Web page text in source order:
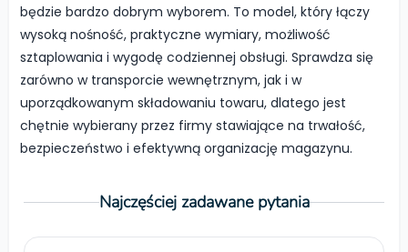
będzie bardzo dobrym wyborem. To model, który łączy
wysoką nośność, praktyczne wymiary, możliwość
sztaplowania i wygodę codziennej obsługi. Sprawdza się
zarówno w transporcie wewnętrznym, jak i w
uporządkowanym składowaniu towaru, dlatego jest
chętnie wybierany przez firmy stawiające na trwałość,
bezpieczeństwo i efektywną organizację magazynu.
Najczęściej zadawane pytania